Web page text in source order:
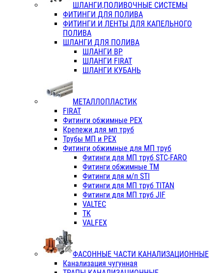
ШЛАНГИ,ПОЛИВОЧНЫЕ СИСТЕМЫ
ФИТИНГИ ДЛЯ ПОЛИВА
ФИТИНГИ И ЛЕНТЫ ДЛЯ КАПЕЛЬНОГО
ПОЛИВА
ШЛАНГИ ДЛЯ ПОЛИВА
ШЛАНГИ ВР
ШЛАНГИ FIRAT
ШЛАНГИ КУБАНЬ
МЕТАЛЛОПЛАСТИК
FIRAT
Фитинги обжимные PEX
Крепежи для мп труб
Трубы МП и PEX
Фитинги обжимные для МП труб
Фитинги для МП труб STC-FARO
Фитинги обжимные ТМ
Фитинги для м/п STI
Фитинги для МП труб TITAN
Фитинги для МП труб JIF
VALTEC
TK
VALFEX
ФАСОННЫЕ ЧАСТИ КАНАЛИЗАЦИОННЫЕ
Канализация чугунная